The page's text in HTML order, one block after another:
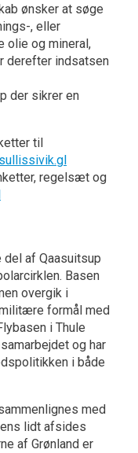
ønsker at søge
, eller
olie og mineral,
derefter indsatsen
der sikrer en
til
regelsæt og
del af Qaasuitsup
Basen
overgik i
formål med
i Thule
og har
i både
med
lidt afsides
af Grønland er